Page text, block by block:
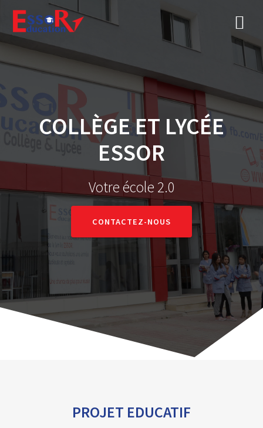
COLLÈGE ET LYCÉE
ESSOR
Votre école 2.0
CONTACTEZ-NOUS
PROJET EDUCATIF